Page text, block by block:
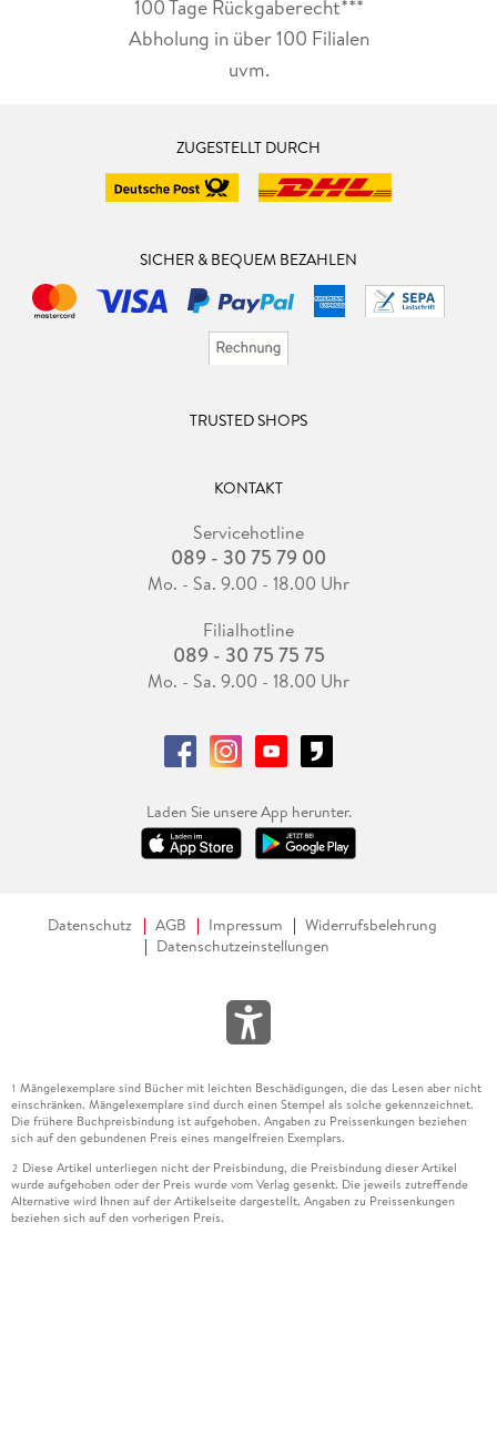
100 Tage Rückgaberecht***
Abholung in über 100 Filialen
uvm.
ZUGESTELLT DURCH
SICHER & BEQUEM BEZAHLEN
TRUSTED SHOPS
KONTAKT
Servicehotline
089 - 30 75 79 00
Mo. - Sa. 9.00 - 18.00 Uhr
Filialhotline
089 - 30 75 75 75
Mo. - Sa. 9.00 - 18.00 Uhr
Laden Sie unsere App herunter.
Datenschutz AGB Impressum
Widerrufsbelehrung
Datenschutzeinstellungen
1 Mängelexemplare sind Bücher mit leichten Beschädigungen, die das Lesen aber nicht
einschränken. Mängelexemplare sind durch einen Stempel als solche gekennzeichnet.
Die frühere Buchpreisbindung ist aufgehoben. Angaben zu Preissenkungen beziehen
sich auf den gebundenen Preis eines mangelfreien Exemplars.
2 Diese Artikel unterliegen nicht der Preisbindung, die Preisbindung dieser Artikel
wurde aufgehoben oder der Preis wurde vom Verlag gesenkt. Die jeweils zutreffende
Alternative wird Ihnen auf der Artikelseite dargestellt. Angaben zu Preissenkungen
beziehen sich auf den vorherigen Preis.